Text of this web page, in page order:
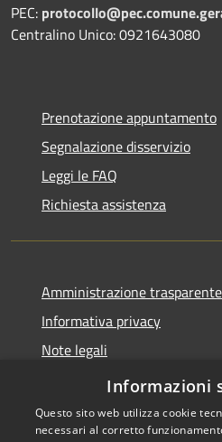
PEC:
Centralino Unico: 0921643080
Prenotazione appuntamento
Segnalazione disservizio
Leggi le FAQ
Richiesta assistenza
Amministrazione trasparente
Informativa privacy
Note legali
Dichiarazione di accessibilità
Informazioni
Questo sito web utilizza cookie
necessari al corretto